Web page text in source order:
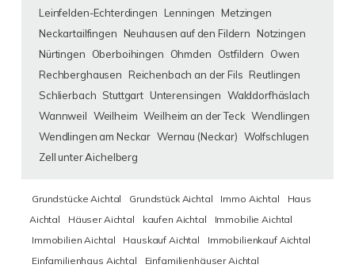
Leinfelden-Echterdingen
Lenningen
Metzingen
Neckartailfingen
Neuhausen auf den Fildern
Notzingen
Nürtingen
Oberboihingen Ohmden Ostfildern
Owen
Rechberghausen
Reichenbach an der Fils Reutlingen
Schlierbach Stuttgart Unterensingen Walddorfhäslach
Wannweil Weilheim Weilheim an der Teck Wendlingen
Wendlingen am Neckar Wernau (Neckar) Wolfschlugen
Zell unter Aichelberg
Grundstücke Aichtal Grundstück Aichtal Immo Aichtal
Haus
Aichtal
Häuser Aichtal kaufen Aichtal
Immobilie Aichtal
Immobilien Aichtal
Hauskauf Aichtal
Immobilienkauf Aichtal
Einfamilienhaus Aichtal
Einfamilienhäuser Aichtal